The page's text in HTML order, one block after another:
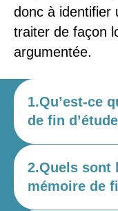
donc à identifier
traiter de façon
argumentée.
1.Qu’est-ce
de fin
2.Quels sont
mémoire de